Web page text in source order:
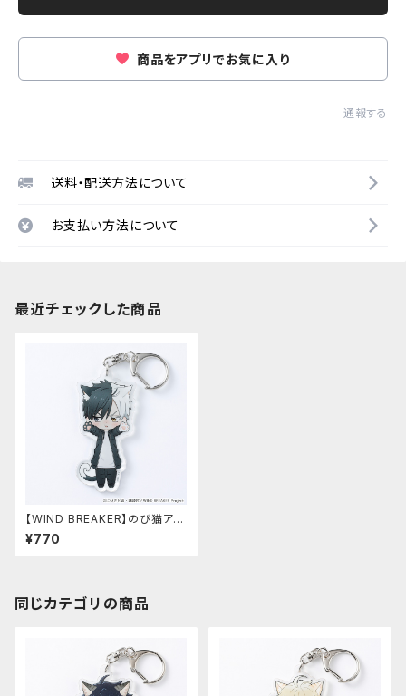
商品をアプリでお気に入り
通報する
送料・配送方法について
お支払い方法について
最近チェックした商品
【WIND BREAKER】のび猫アク
リルキーホルダー 第2弾（桜
遥）
¥770
同じカテゴリの商品